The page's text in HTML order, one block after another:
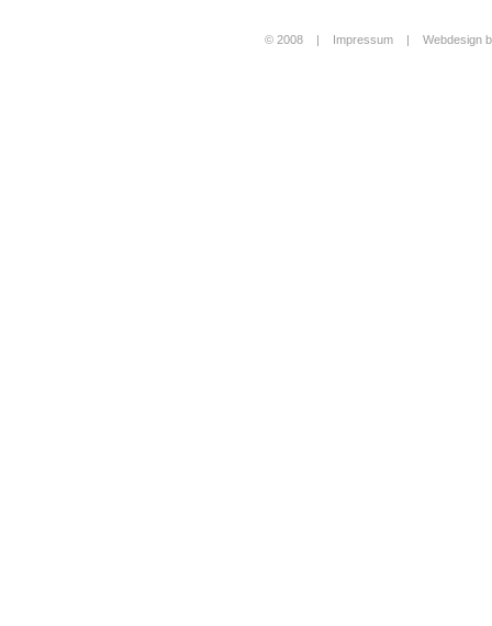
© 2008 | Impressum Webdesign